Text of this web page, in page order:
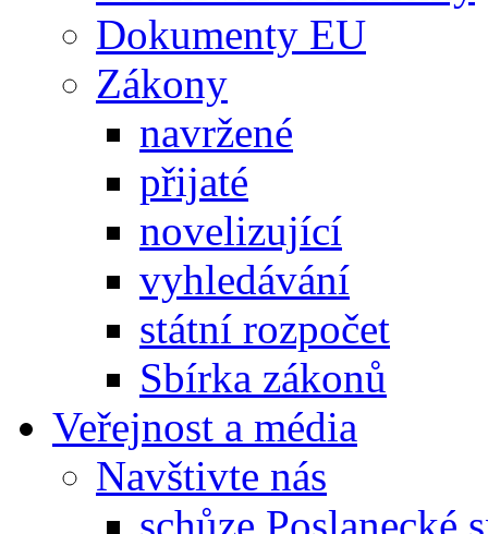
Dokumenty EU
Zákony
navržené
přijaté
novelizující
vyhledávání
státní rozpočet
Sbírka zákonů
Veřejnost a média
Navštivte nás
schůze Poslanecké